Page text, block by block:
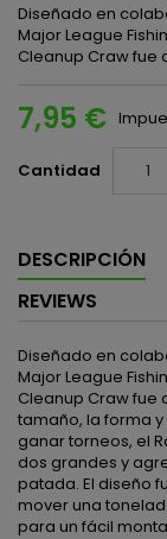
Diseñado en
Major League
Cleanup Craw
7,95 €
Cantidad
DESCRIPCIÓN
REVIEWS
Diseñado en
Major League
Cleanup Craw fue
tamaño, la forma
ganar torneos, el
dos grandes y
patada. El diseño
mover una
para un fácil